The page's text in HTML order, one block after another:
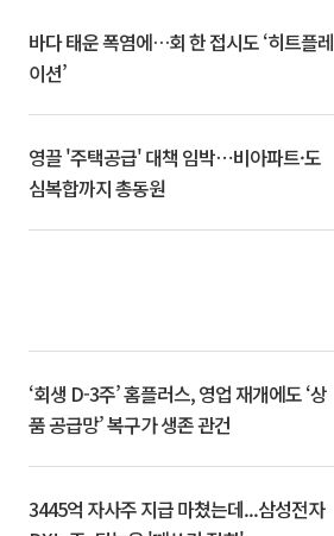
바다 태운 폭염에…회 한 접시도 ‘히트플레
이션’
영끌 '주택공급' 대책 임박⋯비아파트·도
심복합까지 총동원
‘회생 D-3주’ 홈플러스, 영업 재개에도 ‘상
품 공급망’ 복구가 생존 관건
3445억 자사주 지급 마쳤는데...삼성전자